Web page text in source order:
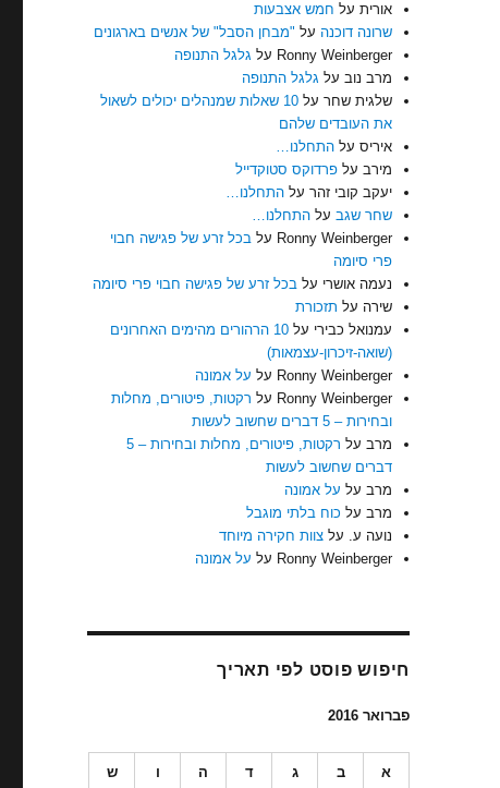
אורית על חמש אצבעות
שרונה דוכנה על "מבחן הסבל" של אנשים בארגונים
Ronny Weinberger על גלגל התנופה
מרב נוב על גלגל התנופה
שלגית שחר על
10 שאלות שמנהלים יכולים לשאול
את העובדים שלהם
איריס עלהתחלנו…
מירב עלפרדוקס סטוקדייל
יעקב קובי זהר עלהתחלנו…
שחר שגב עלהתחלנו…
Ronny Weinberger עלבכל זרע של פגישה חבוי
פרי סיומה
נעמה אושרי עלבכל זרע של פגישה חבוי פרי סיומה
שירה על תזכורת
עמנואל כבירי על
10 הרהורים מהימים האחרונים
(שואה-זיכרון-עצמאות)
Ronny Weinberger על על אמונה
Ronny Weinberger על רקטות, פיטורים, מחלות
ובחירות – 5 דברים שחשוב לעשות
מרב על
רקטות, פיטורים, מחלות ובחירות – 5
דברים שחשוב לעשות
מרב על על אמונה
מרב על כוח בלתי מוגבל
נועה ע. עלצוות חקירה מיוחד
Ronny Weinberger על על אמונה
חיפוש פוסט לפי תאריך
פברואר 2016
א ב ג ד ה ו ש